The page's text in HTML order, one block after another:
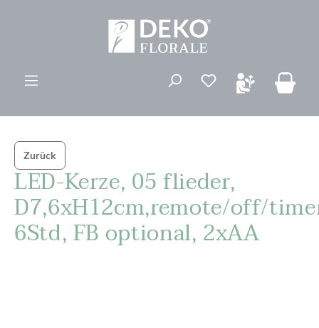
Du hast 0
Zurück
LED-Kerze, 05 flieder,
D7,6xH12cm,remote/off/
6Std, FB optional, 2xAA